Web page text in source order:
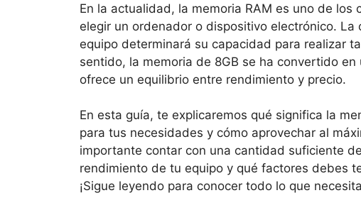
En la actualidad, la memoria RAM es uno de
elegir un ordenador o dispositivo electrónico.
equipo determinará su capacidad para realizar
sentido, la memoria de 8GB se ha convertido
ofrece un equilibrio entre rendimiento y precio.
En esta guía, te explicaremos qué significa la
para tus necesidades y cómo aprovechar al
importante contar con una cantidad suficiente
rendimiento de tu equipo y qué factores debes
¡Sigue leyendo para conocer todo lo que